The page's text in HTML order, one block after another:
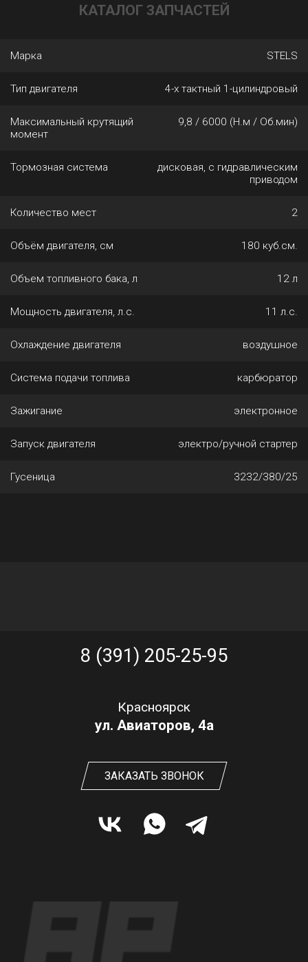
КАТАЛОГ ЗАПЧАСТЕЙ
Марка STELS
Тип двигателя 4-х тактный 1-цилиндровый
Максимальный крутящий
момент
9,8 / 6000 (Н.м / Об.мин)
Тормозная система
дисковая, с гидравлическим
приводом
Количество мест 2
Объём двигателя, см 180 куб.см.
Объем топливного бака, л 12 л
Мощность двигателя, л.с. 11 л.с.
Охлаждение двигателя воздушное
Система подачи топлива карбюратор
Зажигание электронное
Запуск двигателя электро/ручной стартер
Гусеница 3232/380/25
8 (391) 205-25-95
Красноярск
ул. Авиаторов, 4а
ЗАКАЗАТЬ ЗВОНОК